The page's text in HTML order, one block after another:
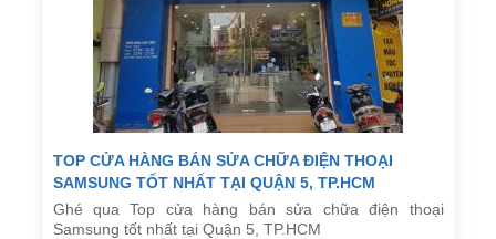
TOP CỬA HÀNG BÁN SỬA CHỮA ĐIỆN THOẠI
SAMSUNG TỐT NHẤT TẠI QUẬN 5, TP.HCM
Ghé qua Top cửa hàng bán sửa chữa điện thoại
Samsung tốt nhất tại Quận 5, TP.HCM